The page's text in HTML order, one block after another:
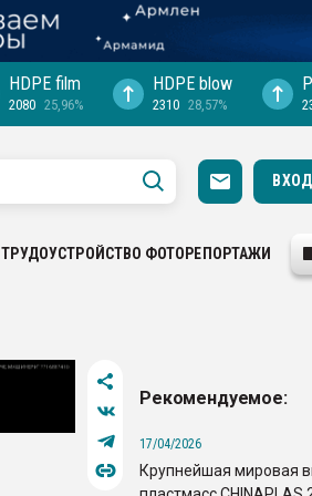
HDPE film
2080 25,96%
HDPE blow
2310 28,57%
ТРУДОУСТРОЙСТВО ФОТОРЕПОРТАЖИ
Рекомендуемое:
17/04/2026
Крупнейшая мировая